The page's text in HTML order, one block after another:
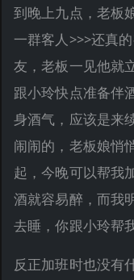
到晚上九点，老板
一群客人>>>还真
友，老板一见他就
跟小玲快点准备伴
身酒气，应该是来
闹闹的，老板娘悄
起，今晚可以帮我
酒就容易醉，而我
去睡，你跟小玲帮
反正加班时也没有